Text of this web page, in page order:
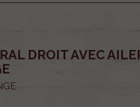
DROIT AVEC